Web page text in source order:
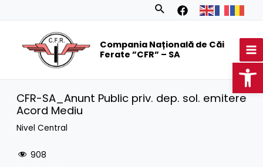
Search
Compania Națională de Căi
Ferate ”CFR” – SA
CFR-SA_Anunt Public priv. dep. sol. emitere
Acord Mediu
Nivel Central
908